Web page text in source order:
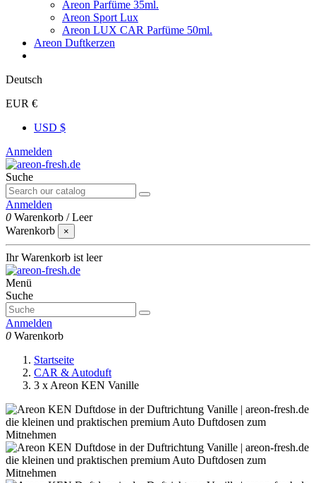
Areon Parfüme 35ml.
Areon Sport Lux
Areon LUX CAR Parfüme 50ml.
Areon Duftkerzen
Deutsch
EUR €
USD $
Anmelden
Suche
Anmelden
0 Warenkorb /Leer
Warenkorb
×
Ihr Warenkorb ist leer
Menü
Suche
Anmelden
0 Warenkorb
Startseite
CAR & Autoduft
3 x Areon KEN Vanille